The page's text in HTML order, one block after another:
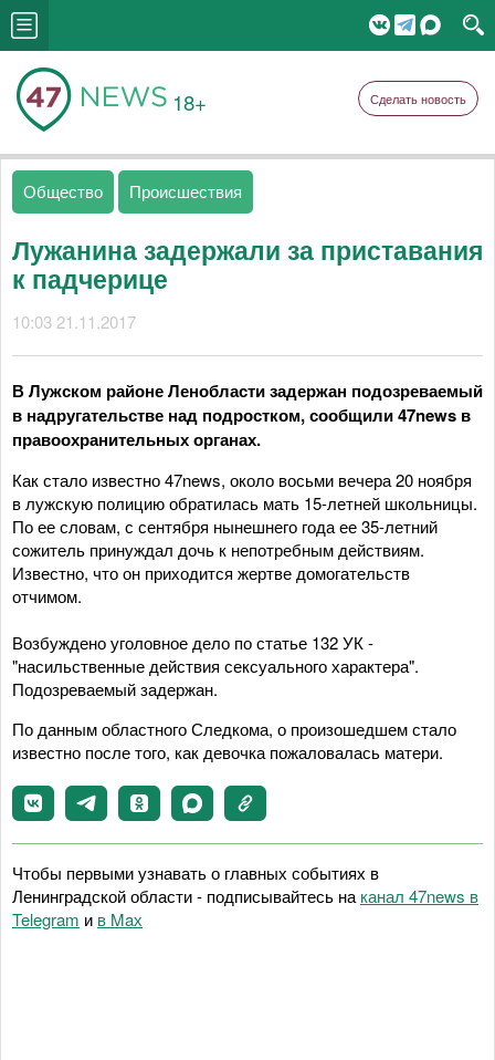
18+ Сделать новость
Общество Происшествия
Лужанина задержали за приставания
к падчерице
10:03 21.11.2017
В Лужском районе Ленобласти задержан подозреваемый
в надругательстве над подростком, сообщили 47news в
правоохранительных органах.
Как стало известно 47news, около восьми вечера 20 ноября
в лужскую полицию обратилась мать 15-летней школьницы.
По ее словам, с сентября нынешнего года ее 35-летний
сожитель принуждал дочь к непотребным действиям.
Известно, что он приходится жертве домогательств
отчимом.
Возбуждено уголовное дело по статье 132 УК -
"насильственные действия сексуального характера".
Подозреваемый задержан.
По данным областного Следкома, о произошедшем стало
известно после того, как девочка пожаловалась матери.
Чтобы первыми узнавать о главных событиях в
Ленинградской области - подписывайтесь на канал 47news в
Telegram и в Maх